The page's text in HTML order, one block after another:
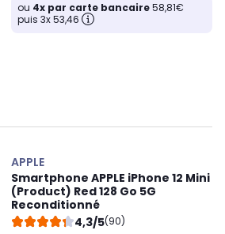
ou 4x par carte bancaire58,81€
puis 3x 53,46
APPLE
Smartphone APPLE iPhone 12 Mini
(Product) Red 128 Go 5G
Reconditionné
4,3/5(90)